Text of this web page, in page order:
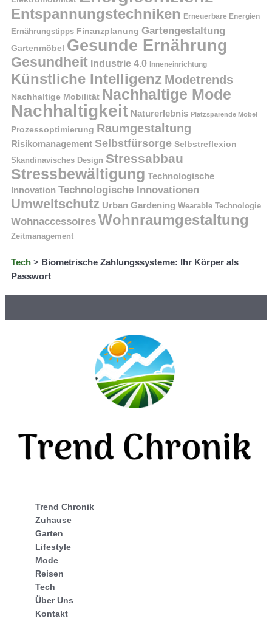
Entspannungstechniken Erneuerbare Energien
Ernährungstipps Finanzplanung Gartengestaltung
Gartenmöbel Gesunde Ernährung
Gesundheit Industrie 4.0 Inneneinrichtung
Künstliche Intelligenz Modetrends
Nachhaltige Mobilität Nachhaltige Mode
Nachhaltigkeit Naturerlebnis Platzsparende Möbel
Prozessoptimierung Raumgestaltung
Risikomanagement Selbstfürsorge Selbstreflexion
Skandinavisches Design Stressabbau
Stressbewältigung Technologische
Innovation Technologische Innovationen
Umweltschutz Urban Gardening Wearable Technologie
Wohnaccessoires Wohnraumgestaltung
Zeitmanagement
Tech > Biometrische Zahlungssysteme: Ihr Körper als
Passwort
Trend Chronik
Zuhause
Garten
Lifestyle
Mode
Reisen
Tech
Über Uns
Kontakt